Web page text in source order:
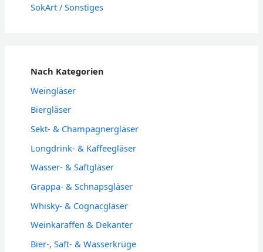
SokArt / Sonstiges
Nach Kategorien
Weingläser
Biergläser
Sekt- & Champagnergläser
Longdrink- & Kaffeegläser
Wasser- & Saftgläser
Grappa- & Schnapsgläser
Whisky- & Cognacgläser
Weinkaraffen & Dekanter
Bier-, Saft- & Wasserkrüge